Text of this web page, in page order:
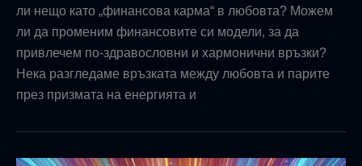
ли нещо като „финансова карма“ в любовта? Можем
ли да променим финансовите си модели, за да
привлечем по-здравословни и хармонични връзки?
Нека разгледаме връзката между любовта и парите
през призмата на енергията и